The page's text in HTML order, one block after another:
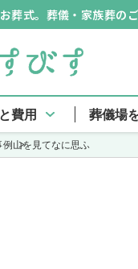
葬式。葬儀・家族葬の
費用 葬儀場
例山を見てなに思ふ